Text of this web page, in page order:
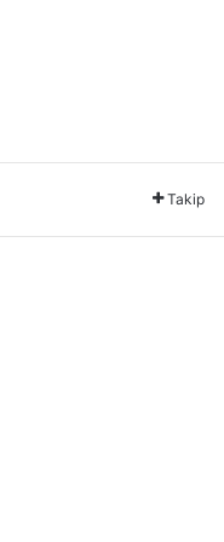
Takip